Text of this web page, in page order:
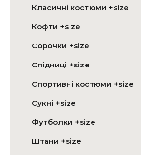
Класичні костюми +size
Кофти +size
Сорочки +size
Спідниці +size
Спортивні костюми +size
Сукні +size
Футболки +size
Штани +size